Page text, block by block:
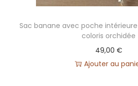
Sac banane avec poche
coloris orchidée
49,00 €
Ajouter au